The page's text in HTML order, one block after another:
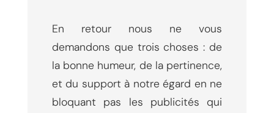
En retour nous ne vous
demandons que trois choses : de
la bonne humeur, de la pertinence,
et du support à notre égard en ne
bloquant pas les publicités qui